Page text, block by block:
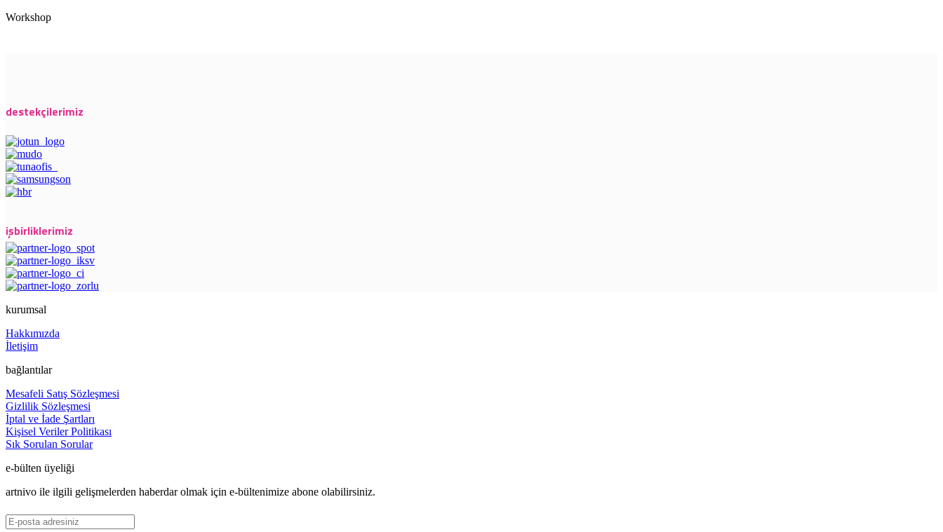
Workshop
destekçilerimiz
işbirliklerimiz
kurumsal
Hakkımızda
İletişim
bağlantılar
Mesafeli Satış Sözleşmesi
Gizlilik Sözleşmesi
İptal ve İade Şartları
Kişisel Veriler Politikası
Sık Sorulan Sorular
e-bülten üyeliği
artnivo ile ilgili gelişmelerden haberdar olmak için e-bültenimize abone olabilirsiniz.